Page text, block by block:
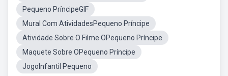
Pequeno PríncipeGIF
Mural Com AtividadesPequeno Príncipe
Atividade Sobre O Filme OPequeno Príncipe
Maquete Sobre OPequeno Príncipe
JogoInfantil Pequeno